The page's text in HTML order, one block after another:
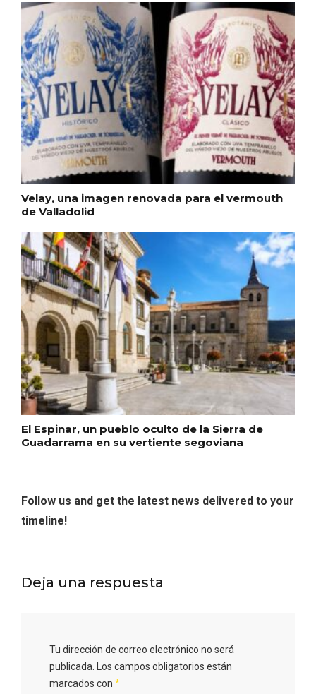
Velay, una imagen renovada para el vermouth
de Valladolid
El Espinar, un pueblo oculto de la Sierra de
Guadarrama en su vertiente segoviana
Follow us and get the latest news delivered to your
timeline!
Deja una respuesta
Tu dirección de correo electrónico no será
publicada.
Los campos obligatorios están
marcados con *
Cigales inaugura la musealización de los
arcos de la Iglesia de Santiago Apóstol
Porrón de Citas de 2026 en Moradillo de